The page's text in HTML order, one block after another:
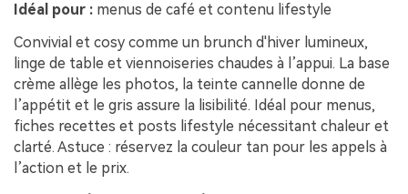
Idéal pour : menus de café et contenu lifestyle
Convivial et cosy comme un brunch d'hiver lumineux,
linge de table et viennoiseries chaudes à l’appui. La base
crème allège les photos, la teinte cannelle donne de
l’appétit et le gris assure la lisibilité. Idéal pour menus,
fiches recettes et posts lifestyle nécessitant chaleur et
clarté. Astuce : réservez la couleur tan pour les appels à
l’action et le prix.